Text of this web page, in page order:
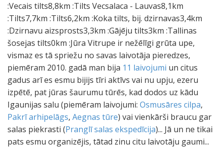
:Vecais tilts8,8km :Tilts Vecsalaca - Lauvas8,1km
:Tilts7,7km :Tilts6,2km :Koka tilts, bij. dzirnavas3,4km
:Dzirnavu aizsprosts3,3km :Gājēju tilts3km :Tallinas
šosejas tilts0km :Jūra Vitrupe ir nežēlīgi grūta upe,
vismaz es tā spriežu no savas laivotāja pieredzes,
piemēram 2010. gadā man bija 11 laivojumi un citus
gadus arī es esmu bijijs tīri aktīvs vai nu upju, ezeru
izpētē, pat jūras šaurumu tūrēs, kad dodos uz kādu
Igaunijas salu (piemēram laivojumi: Osmusāres cilpa,
Pakrī arhipelāgs, Aegnas tūre) vai vienkārši braucu gar
salas piekrasti (Pranglī salas ekspedīcija)... Jā un ne tikai
pats esmu organizējis, tātad zinu citu laivotāju gaumi...